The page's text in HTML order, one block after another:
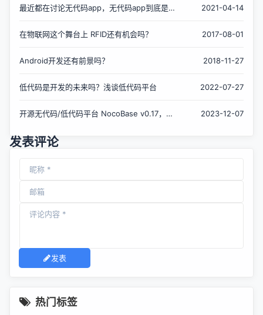
最近都在讨论无代码app，无代码app到底是什
2021-04-14
在物联网这个舞台上 RFID还有机会吗？ 2017-08-01
Android开发还有前景吗？ 2018-11-27
低代码是开发的未来吗？浅谈低代码平台 2022-07-27
开源无代码/低代码平台 NocoBase v0.17，全
2023-12-07
发表评论
发表
热门标签